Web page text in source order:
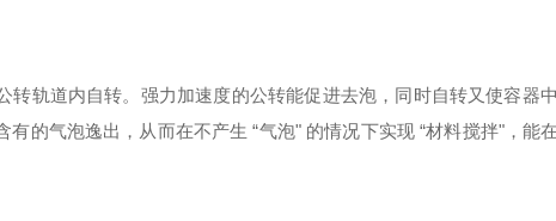
转轨道内自转。强力加速度的公转能促进去泡，同时自转又使容器
的气泡逸出，从而在不产生 “气泡" 的情况下实现 “材料搅拌"，能